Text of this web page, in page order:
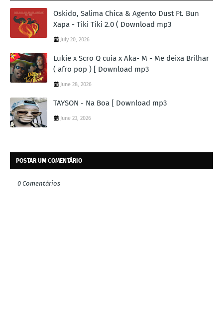
Oskido, Salima Chica & Agento Dust Ft. Bun
Xapa - Tiki Tiki 2.0 ( Download mp3
July 20, 2026
Lukie x Scro Q cuia x Aka- M - Me deixa Brilhar
( afro pop ) [ Download mp3
June 28, 2026
TAYSON - Na Boa [ Download mp3
June 23, 2026
POSTAR UM COMENTÁRIO
0 Comentários